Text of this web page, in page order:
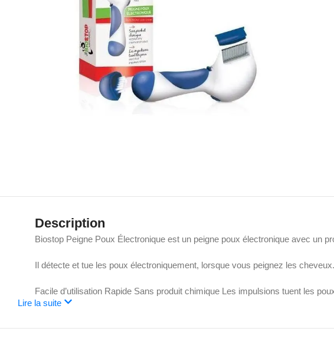
Description
Biostop Peigne Poux Électronique est un peigne poux électronique avec un
Il détecte et tue les poux électroniquement, lorsque vous peignez les cheveux.
Facile d’utilisation Rapide Sans produit chimique Les impulsions tuent les
Lire la suite